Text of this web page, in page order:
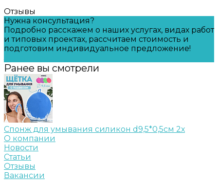
Отзывы
Нужна консультация?
Подробно расскажем о наших услугах, видах работ
и типовых проектах, рассчитаем стоимость и
подготовим индивидуальное предложение!
Ранее вы смотрели
Спонж для умывания силикон d9,5*0,5см 2х
О компании
Новости
Статьи
Отзывы
Вакансии